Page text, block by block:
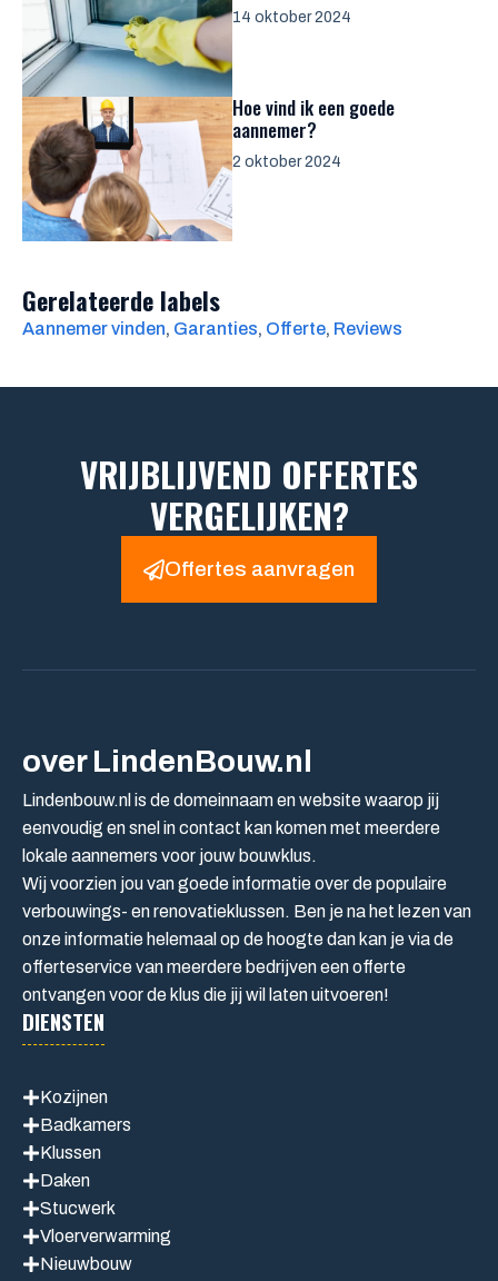
14 oktober 2024
Hoe vind ik een goede
aannemer?
2 oktober 2024
Gerelateerde labels
Aannemer vinden, Garanties, Offerte, Reviews
VRIJBLIJVEND OFFERTES
VERGELIJKEN?
Offertes aanvragen
over LindenBouw.nl
Lindenbouw.nl is de domeinnaam en website waarop jij
eenvoudig en snel in contact kan komen met meerdere
lokale aannemers voor jouw bouwklus.
Wij voorzien jou van goede informatie over de populaire
verbouwings- en renovatieklussen. Ben je na het lezen van
onze informatie helemaal op de hoogte dan kan je via de
offerteservice van meerdere bedrijven een offerte
ontvangen voor de klus die jij wil laten uitvoeren!
DIENSTEN
Kozijnen
Badkamers
Klussen
Daken
Stucwerk
Vloerverwarming
Nieuwbouw